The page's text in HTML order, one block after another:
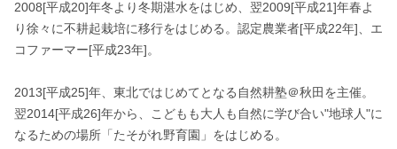
2008[平成20]年冬より冬期湛水をはじめ、翌2009[平成21]年春よ
り徐々に不耕起栽培に移行をはじめる。認定農業者[平成22年]、エ
コファーマー[平成23年]。
2013[平成25]年、東北ではじめてとなる自然耕塾＠秋田を主催。
翌2014[平成26]年から、こどもも大人も自然に学び合い"地球人"に
なるための場所「たそがれ野育園」をはじめる。